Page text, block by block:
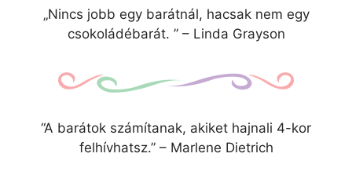
„Nincs jobb egy barátnál, hacsak nem egy
csokoládébarát. ” – Linda Grayson
“A barátok számítanak, akiket hajnali 4-kor
felhívhatsz.” – Marlene Dietrich